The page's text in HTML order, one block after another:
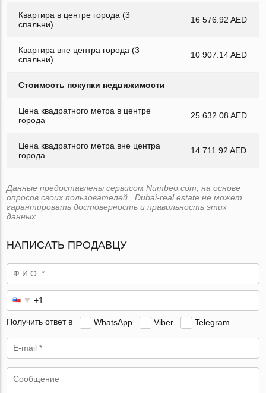
Квартира в центре города (3
спальни)
16 576.92 AED
Квартира вне центра города (3
спальни)
10 907.14 AED
Стоимость покупки недвижимости
Цена квадратного метра в центре
города
25 632.08 AED
Цена квадратного метра вне центра
города
14 711.92 AED
Данные предоставлены сервисом Numbeo.com, на основе
опросов своих пользователей . Dubai-real.estate не может
гарантировать достоверность и правильность этих
данных.
НАПИСАТЬ ПРОДАВЦУ
Получить ответ в WhatsApp Viber Telegram